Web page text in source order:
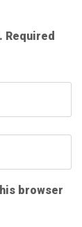
Required
browser